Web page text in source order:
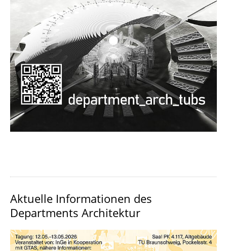
Alumni | cloud club
Dokumente und Downloads
Aktuelle Informationen des
Departments Architektur